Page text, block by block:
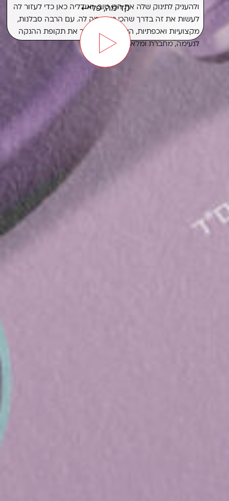
ולהעניק לתינוק שלה את הכי טוב, ואודליה כאן כדי לעזור לה
לעשות את זה בדרך שהכי מתאימה לה. עם הרבה סבלנות,
מקצועיות ואכפתיות, היא עוזרת להפוך את תקופת ההנקה
לנעימה, מחברת ומלאה בביטחון.